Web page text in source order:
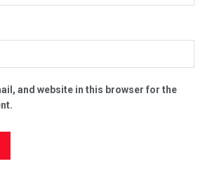
and website in this browser for the